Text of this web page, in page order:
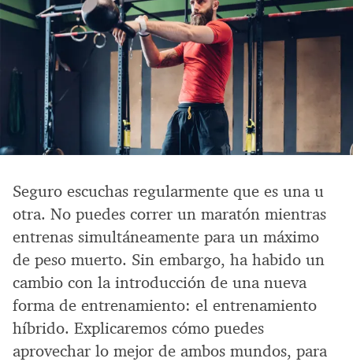
Seguro escuchas regularmente que es una u
otra. No puedes correr un maratón mientras
entrenas simultáneamente para un máximo
de peso muerto. Sin embargo, ha habido un
cambio con la introducción de una nueva
forma de entrenamiento: el entrenamiento
híbrido. Explicaremos cómo puedes
aprovechar lo mejor de ambos mundos, para